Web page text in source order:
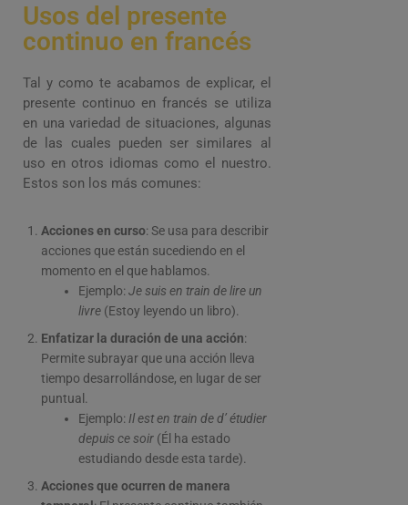
Usos del presente
continuo en francés
Tal y como te acabamos de explicar, el
presente continuo en francés se utiliza
en una variedad de situaciones, algunas
de las cuales pueden ser similares al
uso en otros idiomas como el nuestro.
Estos son los más comunes:
Acciones en curso: Se usa para describir
acciones que están sucediendo en el
momento en el que hablamos.
Ejemplo: Je suis en train de lire un
livre (Estoy leyendo un libro).
Enfatizar la duración de una acción:
Permite subrayar que una acción lleva
tiempo desarrollándose, en lugar de ser
puntual.
Ejemplo: Il est en train de d’ étudier
depuis ce soir (Él ha estado
estudiando desde esta tarde).
Acciones que ocurren de manera